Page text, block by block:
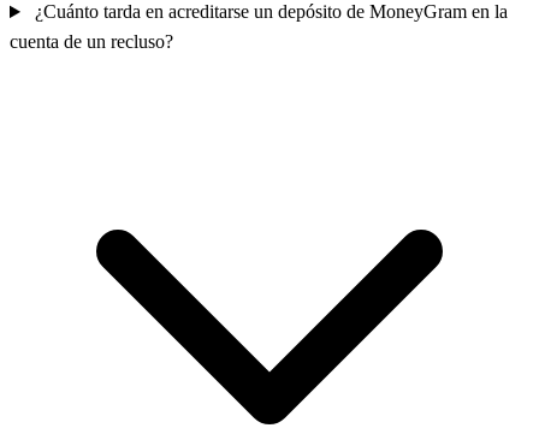
¿Cuánto tarda en acreditarse un depósito de MoneyGram en la
cuenta de un recluso?